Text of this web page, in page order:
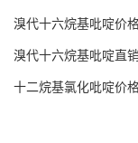
溴代十六烷基吡啶价
溴代十六烷基吡啶直
十二烷基氯化吡啶价